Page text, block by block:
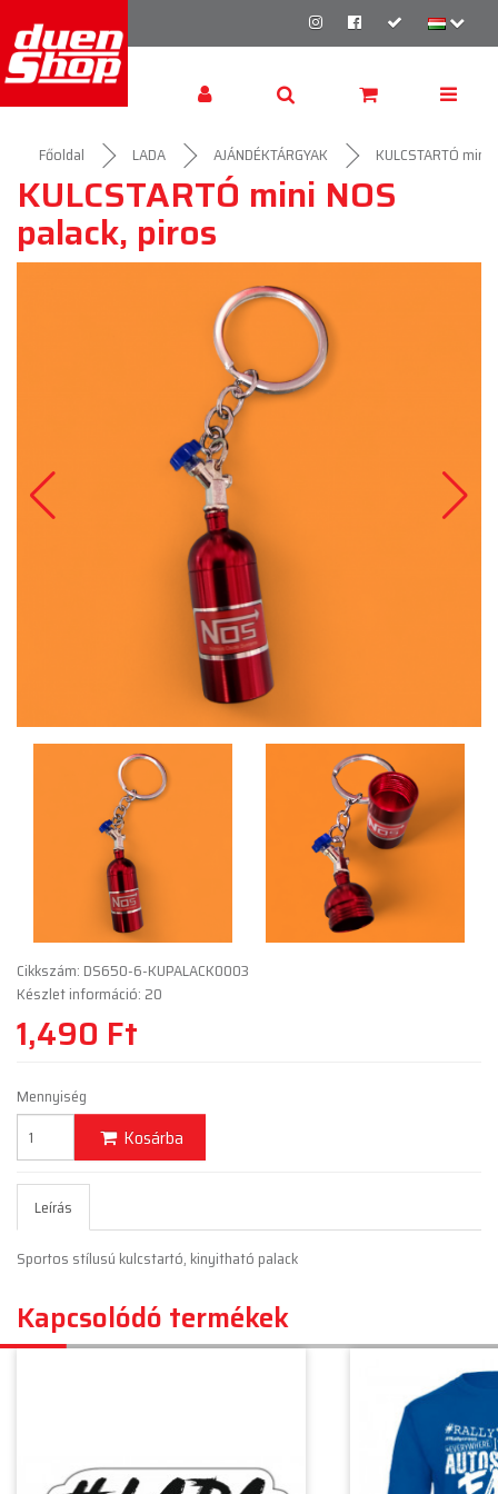
Főoldal LADA AJÁNDÉKTÁRGYAK KULCSTARTÓ
KULCSTARTÓ mini NOS
palack, piros
Cikkszám: DS650-6-KUPALACK0003
Készlet információ: 20
1,490 Ft
Mennyiség
Kosárba
Leírás
Sportos stílusú kulcstartó, kinyitható palack
Kapcsolódó termékek